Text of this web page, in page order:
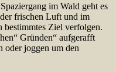
im Wald geht es
frischen Luft und im
bestimmtes Ziel verfolgen.
Gründen“ aufgerafft
oder joggen um den